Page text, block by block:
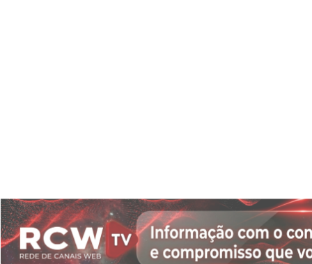
o acesso, entendemos que você concorda com
Privacidade.
PARA MAIS INFORMAÇÕES,ACESSE NOSSOS TERMOS